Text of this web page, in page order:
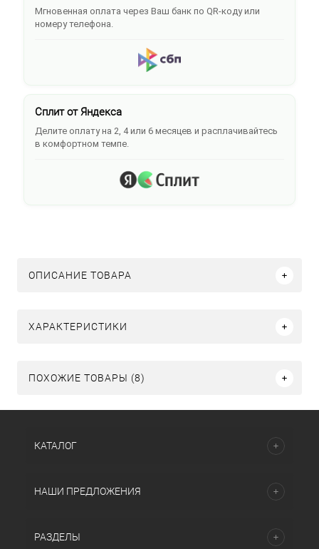
Мгновенная оплата через Ваш банк по QR-коду или
номеру телефона.
Сплит от Яндекса
Делите оплату на 2, 4 или 6 месяцев и расплачивайтесь
в комфортном темпе.
ОПИСАНИЕ ТОВАРА
ХАРАКТЕРИСТИКИ
ПОХОЖИЕ ТОВАРЫ (8)
КАТАЛОГ
НАШИ ПРЕДЛОЖЕНИЯ
РАЗДЕЛЫ